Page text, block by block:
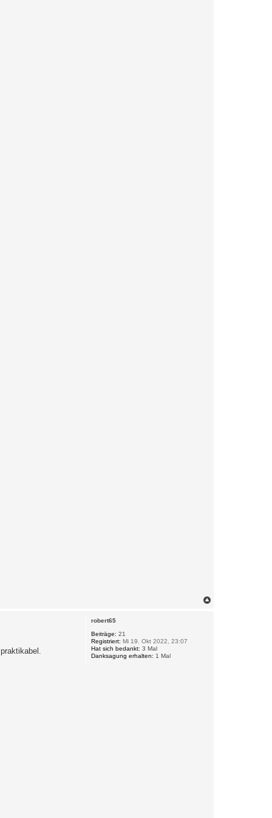
robert65
Beiträge: 21
Registriert: Mi 19. Okt 2022, 23:07
Hat sich bedankt: 3 Mal
Danksagung erhalten: 1 Mal